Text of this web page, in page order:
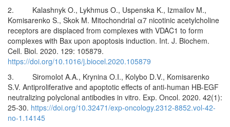
2. Kalashnyk O., Lykhmus O., Uspenska K., Izmailov M.,
Komisarenko S., Skok M. Mitochondrial α7 nicotinic acetylcholine
receptors are displaced from complexes with VDAC1 to form
complexes with Bax upon apoptosis induction. Int. J. Biochem.
Cell. Biol. 2020. 129: 105879.
https://doi.org/10.1016/j.biocel.2020.105879
3. Siromolot A.A., Krynina O.I., Kolybo D.V., Komisarenko
S.V. Antiproliferative and apoptotic effects of anti-human HB-EGF
neutralizing polyclonal antibodies in vitro. Exp. Oncol. 2020. 42(1):
25-30. https://doi.org/10.32471/exp-oncology.2312-8852.vol-42-
no-1.14145